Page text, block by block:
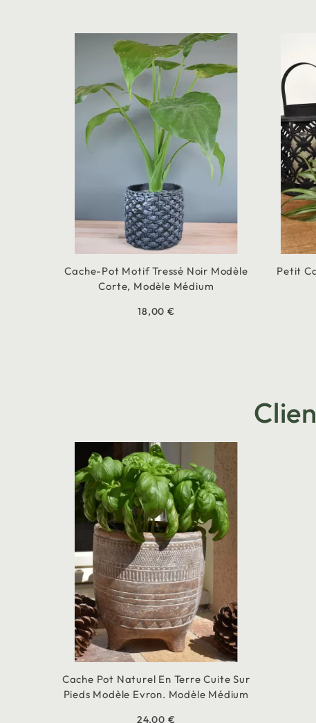
Cache-Pot Motif Tressé Noir Modèle
Corte, Modèle Médium
18,00 €
Petit
Cache Pot Naturel En Terre Cuite Sur
Pieds Modèle Evron. Modèle Médium
24,00 €